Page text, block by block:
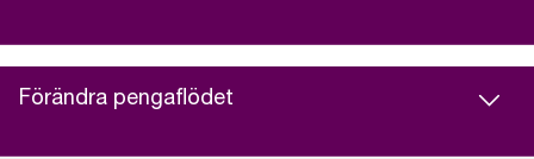
Förändra pengaflödet